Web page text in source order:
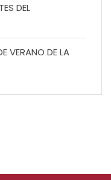
DEL
VERANO DE LA